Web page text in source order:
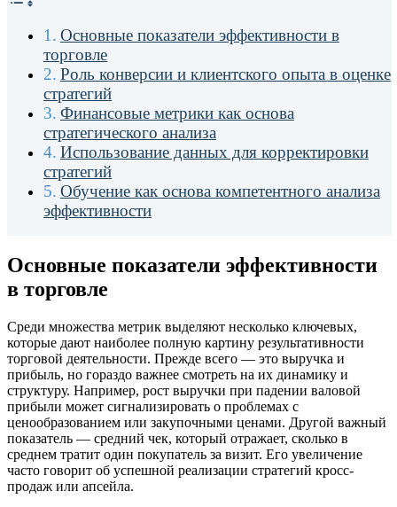
Основные показатели эффективности в
торговле
Роль конверсии и клиентского опыта в оценке
стратегий
Финансовые метрики как основа
стратегического анализа
Использование данных для корректировки
стратегий
Обучение как основа компетентного анализа
эффективности
Основные показатели эффективности
в торговле
Среди множества метрик выделяют несколько ключевых,
которые дают наиболее полную картину результативности
торговой деятельности. Прежде всего — это выручка и
прибыль, но гораздо важнее смотреть на их динамику и
структуру. Например, рост выручки при падении валовой
прибыли может сигнализировать о проблемах с
ценообразованием или закупочными ценами. Другой важный
показатель — средний чек, который отражает, сколько в
среднем тратит один покупатель за визит. Его увеличение
часто говорит об успешной реализации стратегий кросс-
продаж или апсейла.